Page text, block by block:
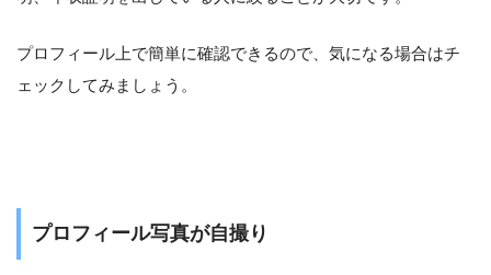
プロフィール上で簡単に確認できるので、気になる場合はチ
ェックしてみましょう。
プロフィール写真が自撮り